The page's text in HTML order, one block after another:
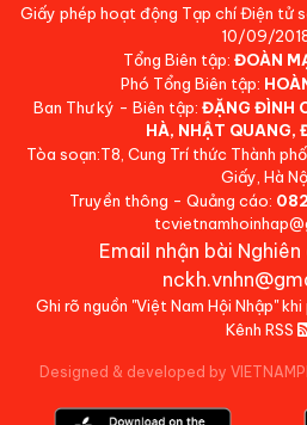
Giấy phép hoạt động Tạp chí Điện tử
10/09/
Tổng Biên tập: ĐOÀN
Phó Tổng Biên tập:
Ban Thư ký - Biên tập: ĐẶNG ĐÌNH
HÀ, NHẬT QUANG,
Tòa soạn:T8, Cung Trí thức Thành
Giấy, Hà
Truyền thông - Quảng cáo:
Email nhận bài
Ghi rõ nguồn "Việt Nam Hội Nhập"
Kênh RSS
Designed & developed by